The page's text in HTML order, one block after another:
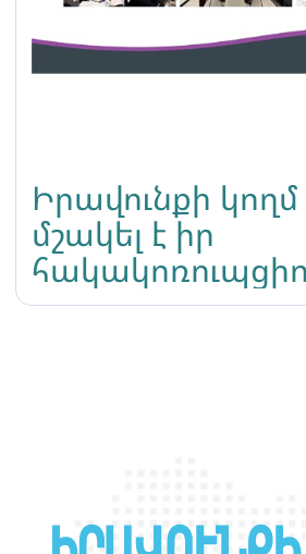
Իրավունքի
մշակել է իր